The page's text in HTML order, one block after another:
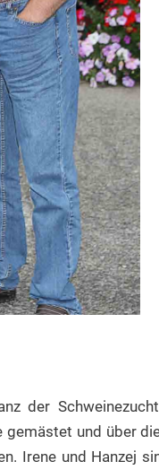
der
und über
Irene und Hanzej